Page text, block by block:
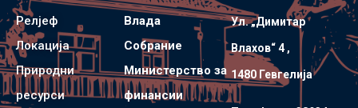
Релјеф
Локација
Природни
ресурси
Влада
Собрание
Министерство за
финансии
Ул. „Димитар
Влахов“ 4 ,
1480 Гевгелијa